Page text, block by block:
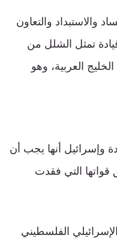
والاستبداد والتعاون
تمثل الشلل من
العربية، وهو
وإسرائيل أنها يجب أن
التي فقدت
الفلسطيني